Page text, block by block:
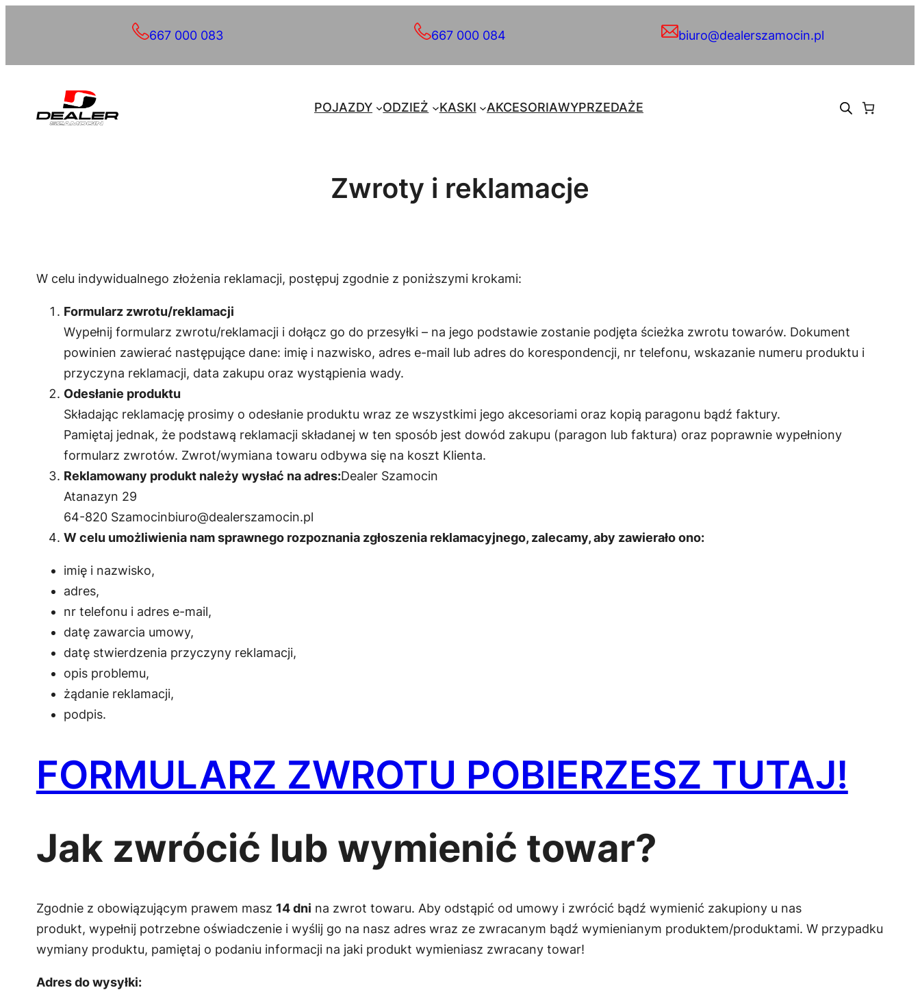
667 000 083 667 000 084 biuro@dealerszamocin.pl
POJAZDY ODZIEŻ KASKI AKCESORIAWYPRZEDAŻE
Zwroty i reklamacje
W celu indywidualnego złożenia reklamacji, postępuj zgodnie z poniższymi krokami:
Formularz zwrotu/reklamacji
Wypełnij formularz zwrotu/reklamacji i dołącz go do przesyłki – na jego podstawie zostanie podjęta ścieżka zwrotu towarów. Dokument
powinien zawierać następujące dane: imię i nazwisko, adres e-mail lub adres do korespondencji, nr telefonu, wskazanie numeru produktu i
przyczyna reklamacji, data zakupu oraz wystąpienia wady.
Odesłanie produktu
Składając reklamację prosimy o odesłanie produktu wraz ze wszystkimi jego akcesoriami oraz kopią paragonu bądź faktury.
Pamiętaj jednak, że podstawą reklamacji składanej w ten sposób jest dowód zakupu (paragon lub faktura) oraz poprawnie wypełniony
formularz zwrotów. Zwrot/wymiana towaru odbywa się na koszt Klienta.
Reklamowany produkt należy wysłać na adres:Dealer Szamocin
Atanazyn 29
64-820 Szamocinbiuro@dealerszamocin.pl
W celu umożliwienia nam sprawnego rozpoznania zgłoszenia reklamacyjnego, zalecamy, aby zawierało ono:
imię i nazwisko,
adres,
nr telefonu i adres e-mail,
datę zawarcia umowy,
datę stwierdzenia przyczyny reklamacji,
opis problemu,
żądanie reklamacji,
podpis.
FORMULARZ ZWROTU POBIERZESZ TUTAJ!
Jak zwrócić lub wymienić towar?
Zgodnie z obowiązującym prawem masz 14 dni na zwrot towaru. Aby odstąpić od umowy i zwrócić bądź wymienić zakupiony u nas
produkt, wypełnij potrzebne oświadczenie i wyślij go na nasz adres wraz ze zwracanym bądź wymienianym produktem/produktami. W przypadku
wymiany produktu, pamiętaj o podaniu informacji na jaki produkt wymieniasz zwracany towar!
Adres do wysyłki: